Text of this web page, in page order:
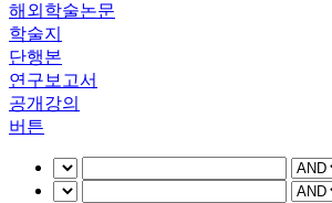
해외학술논문
학술지
단행본
연구보고서
공개강의
버튼